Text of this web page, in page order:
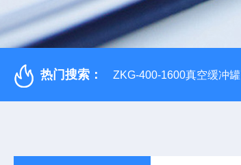
热门搜索： ZKG-400-1600真空缓冲罐